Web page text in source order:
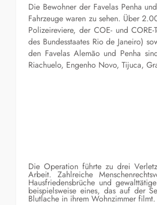
Die Bewohner der Favelas Penha
Fahrzeuge waren zu sehen. Über
Polizeireviere, der COE- und
des Bundesstaates Rio de Janeiro)
den Favelas Alemão und Penha
Riachuelo, Engenho Novo, Tijuca,
Die Operation führte zu drei
Arbeit. Zahlreiche
Hausfriedensbrüche und
beispielsweise eines, das auf der
Blutlache in ihrem Wohnzimmer filmt.